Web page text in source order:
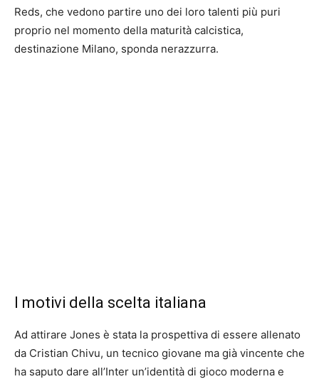
Reds, che vedono partire uno dei loro talenti più puri
proprio nel momento della maturità calcistica,
destinazione Milano, sponda nerazzurra.
I motivi della scelta italiana
Ad attirare Jones è stata la prospettiva di essere allenato
da Cristian Chivu, un tecnico giovane ma già vincente che
ha saputo dare all’Inter un’identità di gioco moderna e